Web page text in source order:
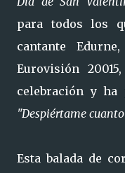
para todos los
cantante
Eurovisión
celebración y
"Despiértame
Esta balada de